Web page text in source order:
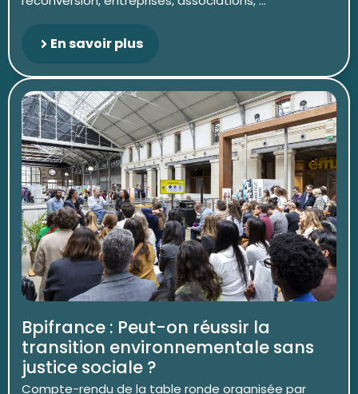
En savoir plus
Bpifrance : Peut-on réussir la
transition environnementale sans
justice sociale ?
Compte-rendu de la table ronde organisée par